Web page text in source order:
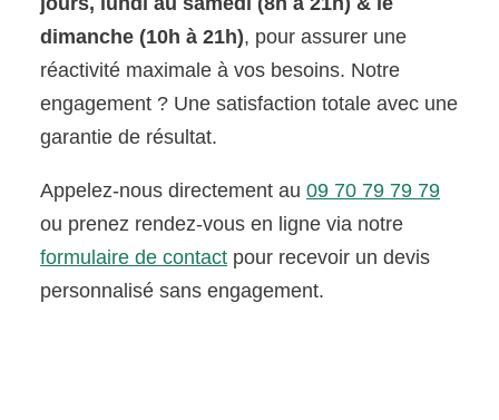
dimanche (10h à 21h), pour assurer une
réactivité maximale à vos besoins. Notre
engagement ? Une satisfaction totale avec une
garantie de résultat.
Appelez-nous directement au09 70 79 79 79
ou prenez rendez-vous en ligne via notre
formulaire de contact pour recevoir un devis
personnalisé sans engagement.